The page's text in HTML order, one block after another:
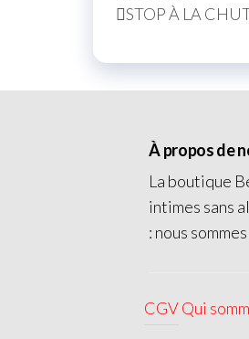
STOP À LA
À propos de
La boutique
intimes sans
: nous
CGVQui